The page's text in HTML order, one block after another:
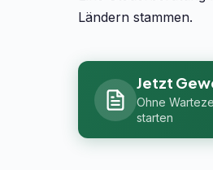
Ländern stammen.
Jetzt
Ohne
starten